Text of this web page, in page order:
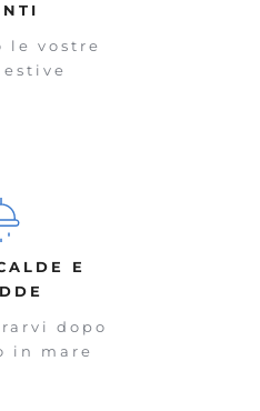
le vostre
estive
E
dopo
in mare